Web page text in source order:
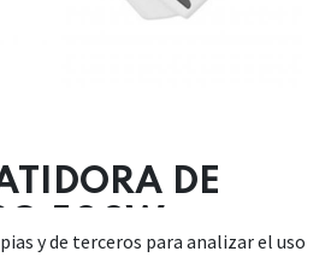
DE
y de terceros para analizar el uso